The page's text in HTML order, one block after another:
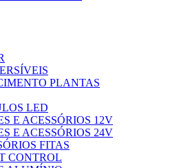
PLANTAS
LED
E ACESSÓRIOS 12V
E ACESSÓRIOS 24V
FITAS
CONTROL